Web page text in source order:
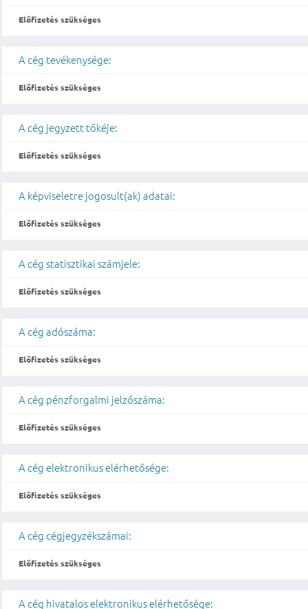
Előfizetés szükséges
A cég tevékenysége:
Előfizetés szükséges
A cég jegyzett tőkéje:
Előfizetés szükséges
A képviseletre jogosult(ak) adatai:
Előfizetés szükséges
A cég statisztikai számjele:
Előfizetés szükséges
A cég adószáma:
Előfizetés szükséges
A cég pénzforgalmi jelzőszáma:
Előfizetés szükséges
A cég elektronikus elérhetősége:
Előfizetés szükséges
A cég cégjegyzékszámai:
Előfizetés szükséges
A cég hivatalos elektronikus elérhetősége: